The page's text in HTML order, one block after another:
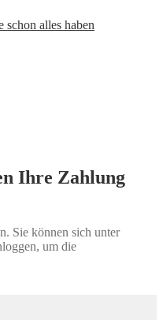
schon alles haben
Ihre Zahlung
Sie können sich unter
um die